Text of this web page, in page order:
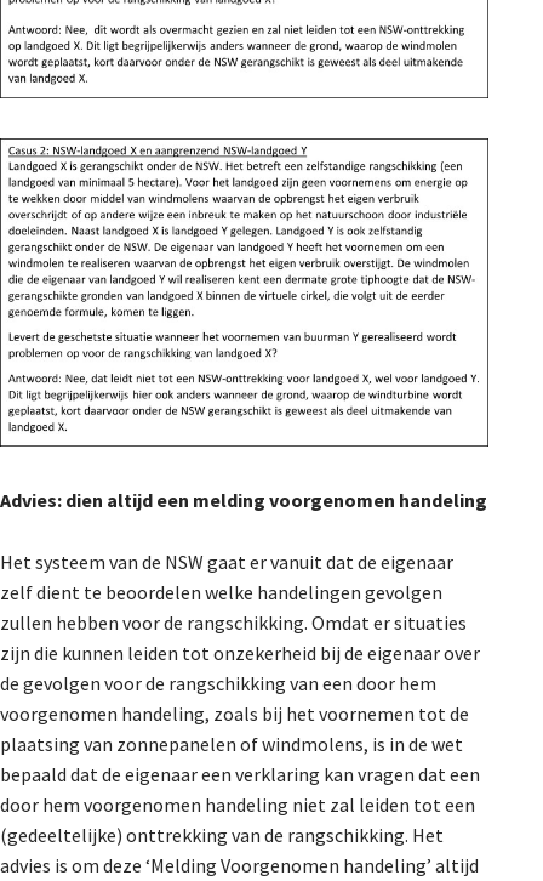
Advies: dien altijd een melding voorgenomen handeling
Het systeem van de NSW gaat er vanuit dat de eigenaar
zelf dient te beoordelen welke handelingen gevolgen
zullen hebben voor de rangschikking. Omdat er situaties
zijn die kunnen leiden tot onzekerheid bij de eigenaar over
de gevolgen voor de rangschikking van een door hem
voorgenomen handeling, zoals bij het voornemen tot de
plaatsing van zonnepanelen of windmolens, is in de wet
bepaald dat de eigenaar een verklaring kan vragen dat een
door hem voorgenomen handeling niet zal leiden tot een
(gedeeltelijke) onttrekking van de rangschikking. Het
advies is om deze ‘Melding Voorgenomen handeling’ altijd